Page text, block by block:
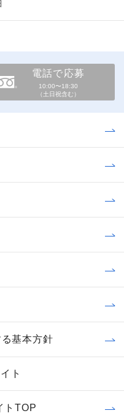
電話で応募
10:00〜18:30
（土日祝含む）
基本方針
ト
トTOP